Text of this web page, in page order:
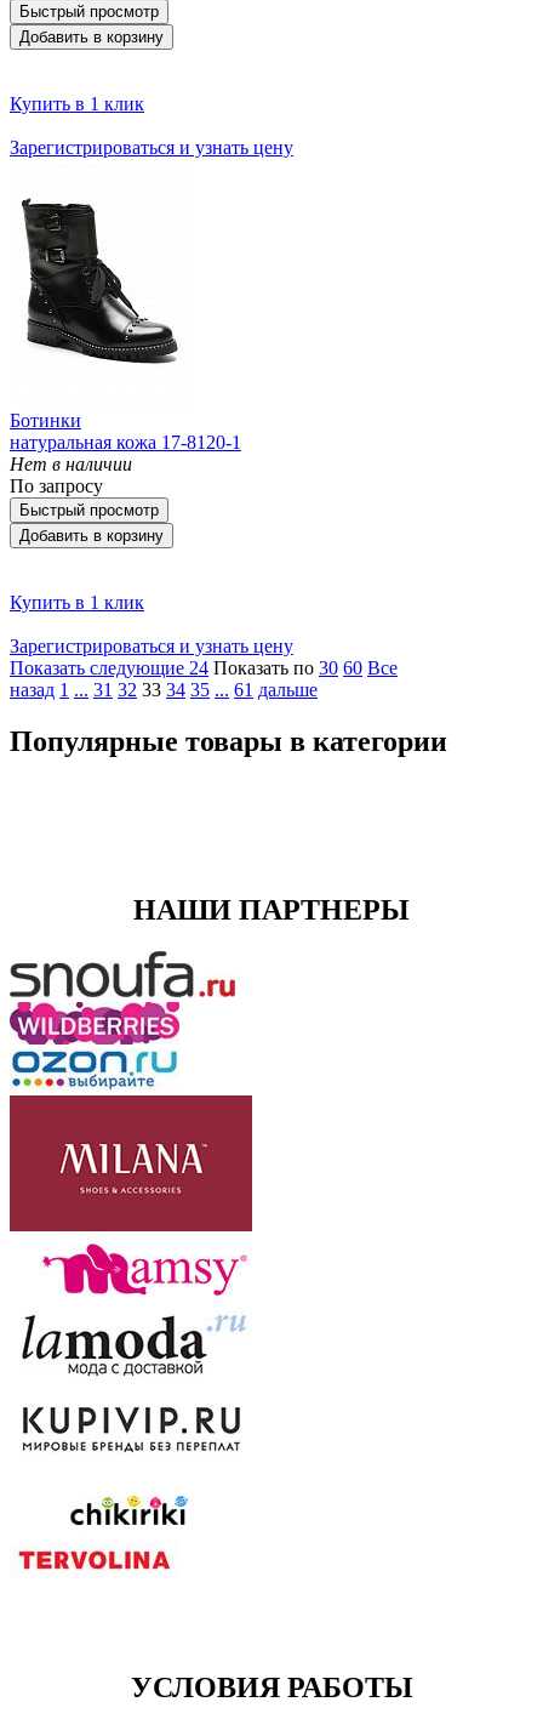
Быстрый просмотр
Добавить в корзину
Купить в 1 клик
Зарегистрироваться и узнать цену
Ботинки
натуральная кожа 17-8120-1
Нет в наличии
По запросу
Быстрый просмотр
Добавить в корзину
Купить в 1 клик
Зарегистрироваться и узнать цену
Показать следующие 24 Показать по 30 60 Все
назад 1 ... 31 32 33 34 35 ... 61 дальше
Популярные товары в категории
НАШИ ПАРТНЕРЫ
УСЛОВИЯ РАБОТЫ